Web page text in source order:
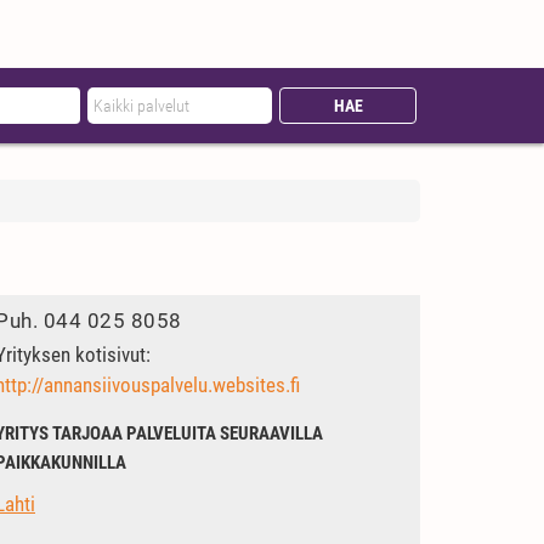
044 025 8058
kotisivut:
annansiivouspalvelu.websites.fi
TARJOAA PALVELUITA SEURAAVILLA